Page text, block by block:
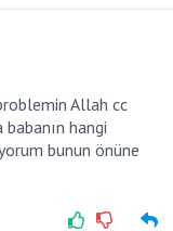
Allah cc
hangi
bunun önüne